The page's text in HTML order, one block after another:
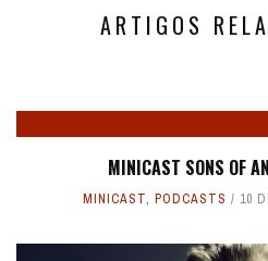
ARTIGOS
MINICAST SONS OF
MINICAST, PODCASTS 10